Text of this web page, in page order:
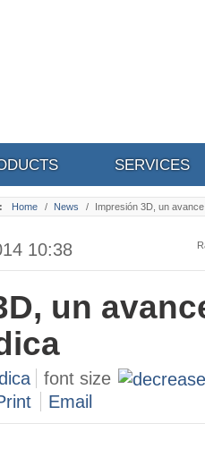
SERVICES
Home / News / Impresión 3D, un
10:38
un
font size
Email